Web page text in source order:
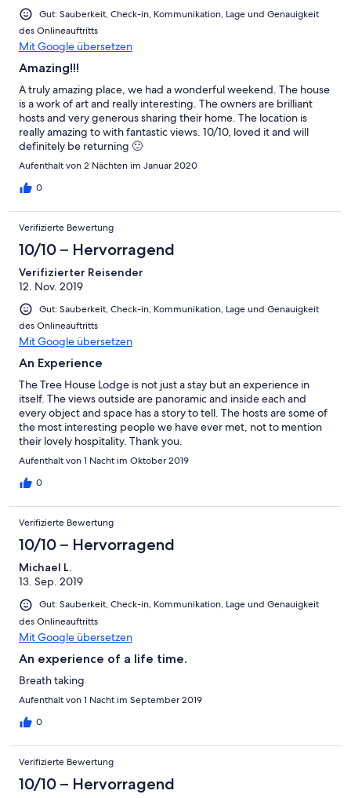
Gut: Sauberkeit, Check-in, Kommunikation, Lage und Genauigkeit
des Onlineauftritts
Mit Google übersetzen
Amazing!!!
A truly amazing place, we had a wonderful weekend. The house
is a work of art and really interesting. The owners are brilliant
hosts and very generous sharing their home. The location is
really amazing to with fantastic views. 10/10, loved it and will
definitely be returning 🙂
Aufenthalt von 2 Nächten im Januar 2020
0
Verifizierte Bewertung
10/10 – Hervorragend
Verifizierter Reisender
12. Nov. 2019
Gut: Sauberkeit, Check-in, Kommunikation, Lage und Genauigkeit
des Onlineauftritts
Mit Google übersetzen
An Experience
The Tree House Lodge is not just a stay but an experience in
itself. The views outside are panoramic and inside each and
every object and space has a story to tell. The hosts are some of
the most interesting people we have ever met, not to mention
their lovely hospitality. Thank you.
Aufenthalt von 1 Nacht im Oktober 2019
0
Verifizierte Bewertung
10/10 – Hervorragend
Michael L.
13. Sep. 2019
Gut: Sauberkeit, Check-in, Kommunikation, Lage und Genauigkeit
des Onlineauftritts
Mit Google übersetzen
An experience of a life time.
Breath taking
Aufenthalt von 1 Nacht im September 2019
0
Verifizierte Bewertung
10/10 – Hervorragend